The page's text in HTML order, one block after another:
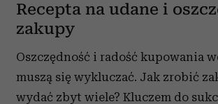
Recepta na udane i
zakupy
Oszczędność i radość kupowania
muszą się wykluczać. Jak zrobić
wydać zbyt wiele? Kluczem do